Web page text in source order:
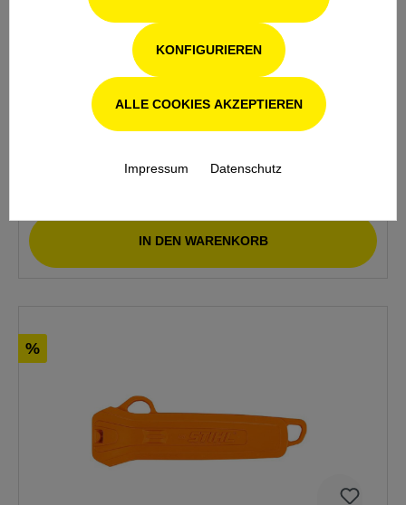
(4.93% gespart)
DETAILS
IN DEN WARENKORB
%
KONFIGURIEREN
ALLE COOKIES AKZEPTIEREN
Impressum Datenschutz